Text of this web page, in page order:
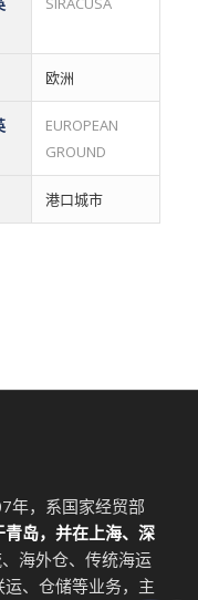
欧洲
EUROPEAN
GROUND
港口城市
年，系国家经贸部
青岛，并在上海、深
海外仓、传统海运
、仓储等业务，主